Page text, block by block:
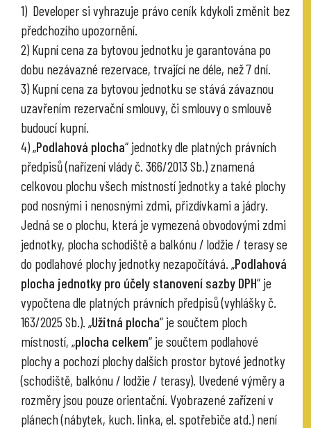
1) Developer si vyhrazuje právo ceník kdykoli změnit bez
předchozího upozornění.
2) Kupní cena za bytovou jednotku je garantována po
dobu nezávazné rezervace, trvající ne déle, než 7 dní.
3) Kupní cena za bytovou jednotku se stává závaznou
uzavřením rezervační smlouvy, či smlouvy o smlouvě
budoucí kupní.
4) „Podlahová plocha“ jednotky dle platných právních
předpisů (nařízení vlády č. 366/2013 Sb.) znamená
celkovou plochu všech místností jednotky a také plochy
pod nosnými i nenosnými zdmi, přizdívkami a jádry.
Jedná se o plochu, která je vymezená obvodovými zdmi
jednotky, plocha schodiště a balkónu / lodžie / terasy se
do podlahové plochy jednotky nezapočítává. „Podlahová
plocha jednotky pro účely stanovení sazby DPH“ je
vypočtena dle platných právních předpisů (vyhlášky č.
163/2025 Sb.). „Užitná plocha“ je součtem ploch
místností, „plocha celkem“ je součtem podlahové
plochy a pochozí plochy dalších prostor bytové jednotky
(schodiště, balkónu / lodžie / terasy). Uvedené výměry a
rozměry jsou pouze orientační. Vyobrazené zařízení v
plánech (nábytek, kuch. linka, el. spotřebiče atd.) není